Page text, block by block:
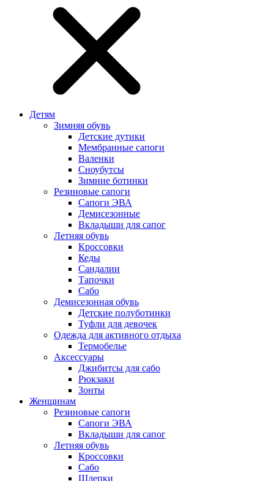
Детям
Зимняя обувь
Детские дутики
Мембранные сапоги
Валенки
Сноубутсы
Зимние ботинки
Резиновые сапоги
Сапоги ЭВА
Демисезонные
Вкладыши для сапог
Летняя обувь
Кроссовки
Кеды
Сандалии
Тапочки
Сабо
Демисезонная обувь
Детские полуботинки
Туфли для девочек
Одежда для активного отдыха
Термобелье
Аксессуары
Джибитсы для сабо
Рюкзаки
Зонты
Женщинам
Резиновые сапоги
Cапоги ЭВА
Вкладыши для сапог
Летняя обувь
Кроссовки
Сабо
Шлепки